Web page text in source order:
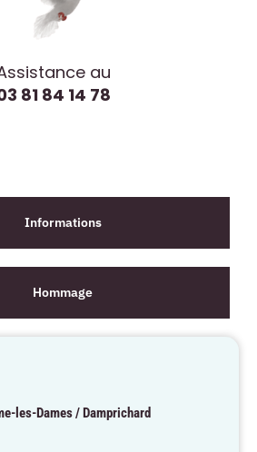
au
81 84 14 78
Informations
Hommage
les-Dames / Damprichard